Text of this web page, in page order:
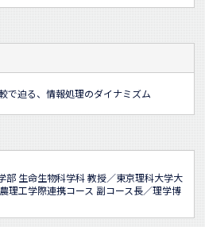
で迫る、情報処理のダイナミズム
部 生命生物科学科 教授／東京理科大学大
理工学際連携コース 副コース長／理学博